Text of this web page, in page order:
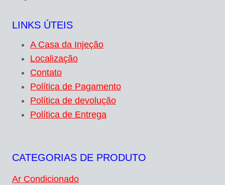
LINKS ÚTEIS
A Casa da Injeção
Localização
Contato
Política de Pagamento
Política de devolução
Política de Entrega
CATEGORIAS DE PRODUTO
Ar Condicionado